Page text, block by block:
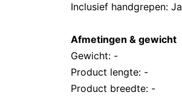
Inclusief handgrepen: Ja
Afmetingen & gewicht
Gewicht: -
Product lengte: -
Product breedte: -